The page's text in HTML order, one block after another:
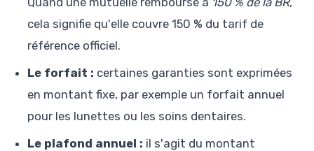
cela signifie qu'elle couvre 150 % du tarif de
référence officiel.
Le forfait : certaines garanties sont exprimées
en montant fixe, par exemple un forfait annuel
pour les lunettes ou les soins dentaires.
Le plafond annuel : il s'agit du montant